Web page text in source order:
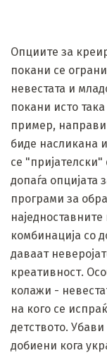
Опциите за
покани се
невестата и
покани исто
пример, направи
биде насликана
се "пријателски"
допаѓа
програми за
комбинација со
даваат
креативност.
колажи -
на кого се
детството.
добиени кога